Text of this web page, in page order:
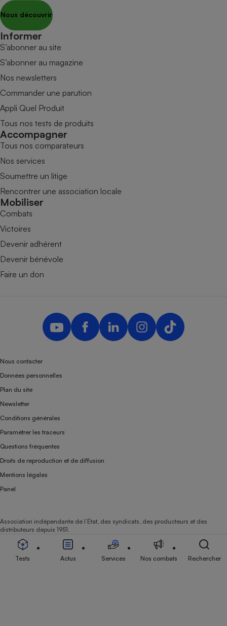
Nous découvrir
Informer
S’abonner au site
S’abonner au magazine
Nos newsletters
Commander une parution
Appli Quel Produit
Tous nos tests de produits
Accompagner
Tous nos comparateurs
Nos services
Soumettre un litige
Rencontrer une association locale
Mobiliser
Combats
Victoires
Devenir adhérent
Devenir bénévole
Faire un don
Nous contacter
Données personnelles
Plan du site
Newsletter
Conditions générales
Paramétrer les traceurs
Questions fréquentes
Droits de reproduction et de diffusion
Mentions légales
Panel
Association indépendante de l’État, des syndicats, des producteurs et des
distributeurs depuis 1951.
Tests Actus Services Nos combats Rechercher